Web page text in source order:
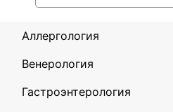
Аллергология
Венерология
Гастроэнтерология